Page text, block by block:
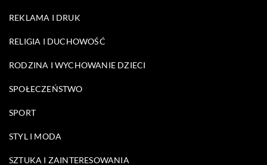
REKLAMA I DRUK
RELIGIA I DUCHOWOŚĆ
RODZINA I WYCHOWANIE DZIECI
SPOŁECZEŃSTWO
SPORT
STYL I MODA
SZTUKA I ZAINTERESOWANIA